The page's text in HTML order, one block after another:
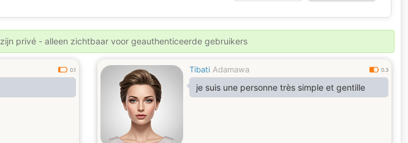
💕
💕
privé - alleen zichtbaar voor geauthenticeerde gebruikers
0.1 Tibati Adamawa 0.3
je suis une personne très simple et gentille